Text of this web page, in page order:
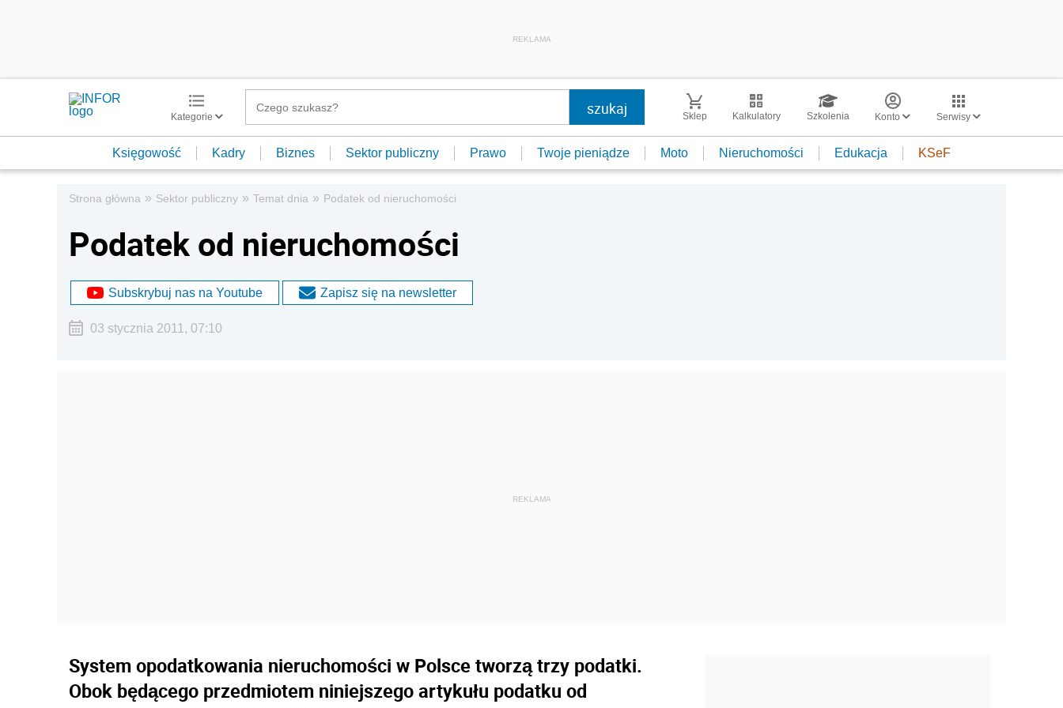
REKLAMA
Kategorie Sklep Kalkulatory Szkolenia Konto Serwisy
Księgowość Kadry Biznes Sektor publiczny Prawo Twoje pieniądze Moto Nieruchomości Edukacja KSeF
Strona główna » Sektor publiczny » Temat dnia » Podatek od nieruchomości
Podatek od nieruchomości
Subskrybuj nas na Youtube Zapisz się na newsletter
03 stycznia 2011, 07:10
System opodatkowania nieruchomości w Polsce tworzą trzy podatki.
Obok będącego przedmiotem niniejszego artykułu podatku od